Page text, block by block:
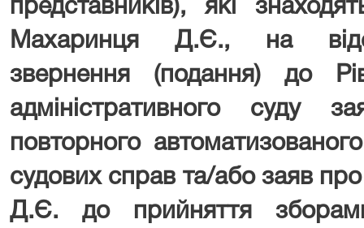
представників), які
Махаринця Д.Є., на
звернення (подання) до
адміністративного суду
повторного
судових справ та/або заяв
Д.Є. до прийняття